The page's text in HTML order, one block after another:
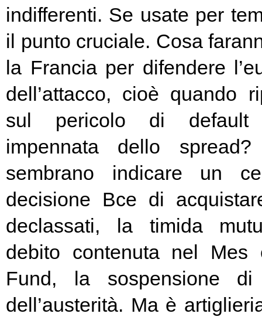
indifferenti. Se usate per
il punto cruciale. Cosa
la Francia per difendere
dell’attacco, cioè quando
sul pericolo di default
impennata dello
sembrano indicare un
decisione Bce di
declassati, la timida
debito contenuta nel Mes
Fund, la sospensione di
dell’austerità. Ma è